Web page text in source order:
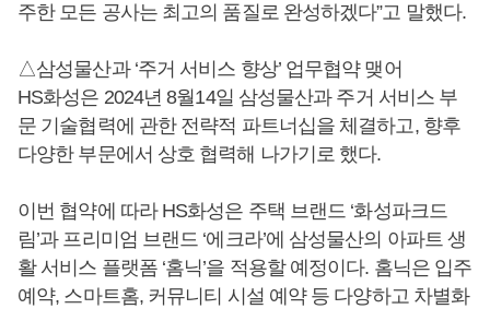
주한 모든 공사는 최고의 품질로 완성하겠다”고 말했다.
△삼성물산과 ‘주거 서비스 향상’ 업무협약 맺어
HS화성은 2024년 8월14일 삼성물산과 주거 서비스 부
문 기술협력에 관한 전략적 파트너십을 체결하고, 향후
다양한 부문에서 상호 협력해 나가기로 했다.
이번 협약에 따라 HS화성은 주택 브랜드 ‘화성파크드
림’과 프리미엄 브랜드 ‘에크라’에 삼성물산의 아파트 생
활 서비스 플랫폼 ‘홈닉’을 적용할 예정이다. 홈닉은 입주
예약, 스마트홈, 커뮤니티 시설 예약 등 다양하고 차별화